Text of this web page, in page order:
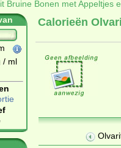
Bruine Bonen met Appeltjes
/ ml
Calorieën